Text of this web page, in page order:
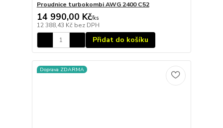
Proudnice turbokombi AWG 2400 C52
14 990,00 Kč/ks
12 388,43 Kč bez DPH
Přidat do košíku
Doprava ZDARMA